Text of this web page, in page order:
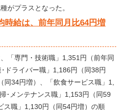
がプラスとなった。
時給は、前年同月比64円増
「専門・技術職」1,351円（前年同
ドライバー職」1,186円（同38円
34円増）、「飲食サービス職」1,
･メンテナンス職」1,153円（同59
ス職」1,130円（同54円増）の順